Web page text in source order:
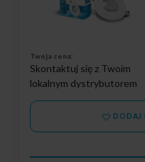
Twoja cena:
Skontaktuj się z Twoim
lokalnym dystrybutorem
DODAJ